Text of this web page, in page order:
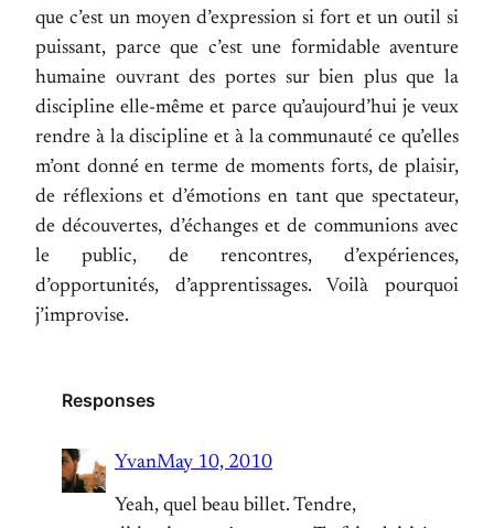
que c’est un moyen d’expression si fort et un outil si
puissant, parce que c’est une formidable aventure
humaine ouvrant des portes sur bien plus que la
discipline elle-même et parce qu’aujourd’hui je veux
rendre à la discipline et à la communauté ce qu’elles
m’ont donné en terme de moments forts, de plaisir,
de réflexions et d’émotions en tant que spectateur,
de découvertes, d’échanges et de communions avec
le public, de rencontres, d’expériences,
d’opportunités, d’apprentissages. Voilà pourquoi
j’improvise.
Responses
YvanMay 10, 2010
Yeah, quel beau billet. Tendre,